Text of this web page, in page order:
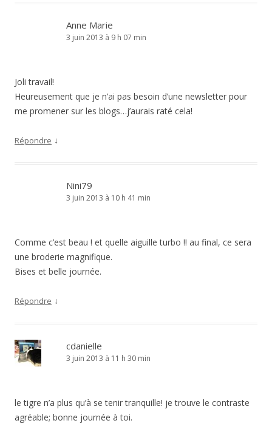
Anne Marie
3 juin 2013 à 9 h 07 min
Joli travail!
Heureusement que je n’ai pas besoin d’une newsletter pour
me promener sur les blogs…j’aurais raté cela!
Répondre ↓
Nini79
3 juin 2013 à 10 h 41 min
Comme c’est beau ! et quelle aiguille turbo !! au final, ce sera
une broderie magnifique.
Bises et belle journée.
Répondre ↓
cdanielle
3 juin 2013 à 11 h 30 min
le tigre n’a plus qu’à se tenir tranquille! je trouve le contraste
agréable; bonne journée à toi.